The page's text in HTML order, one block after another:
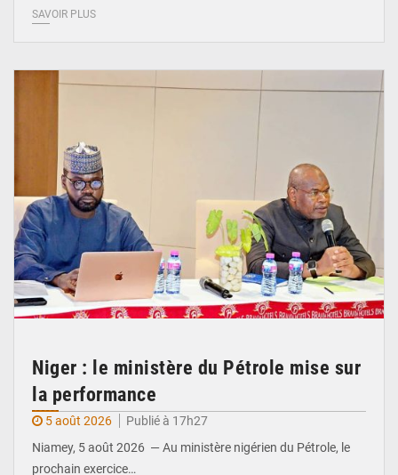
SAVOIR PLUS
Niger : le ministère du Pétrole mise sur
la performance
5 août 2026
Publié à 17h27
Niamey, 5 août 2026 — Au ministère nigérien du Pétrole, le
prochain exercice…